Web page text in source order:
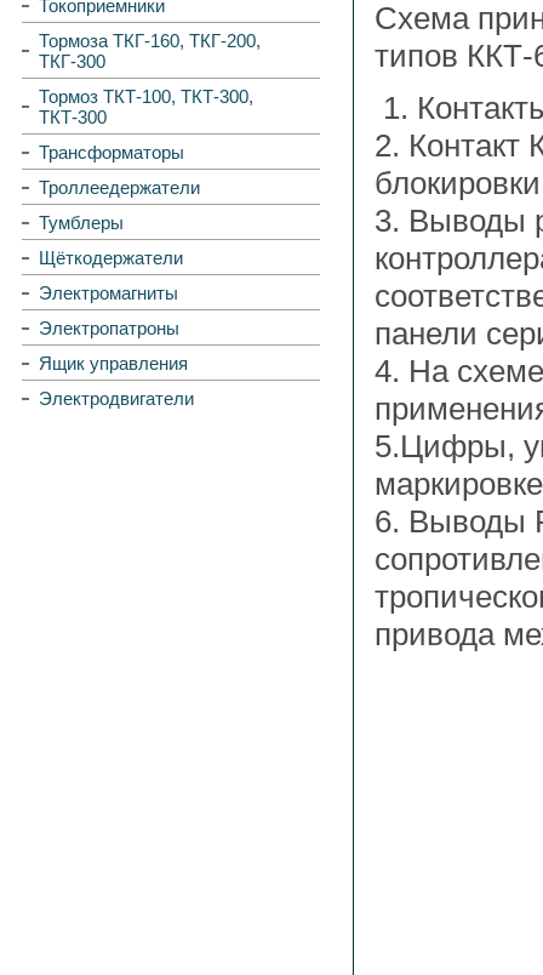
Токоприемники
Тормоза ТКГ-160, ТКГ-200,
ТКГ-300
Тормоз ТКТ-100, ТКТ-300,
ТКТ-300
Трансформаторы
Троллеедержатели
Тумблеры
Щёткодержатели
Электромагниты
Электропатроны
Ящик управления
Электродвигатели
Схема
типов
1.
2. Контакт
3. Выводы
панели
4. На
5.Цифры,
6. Выводы
привода